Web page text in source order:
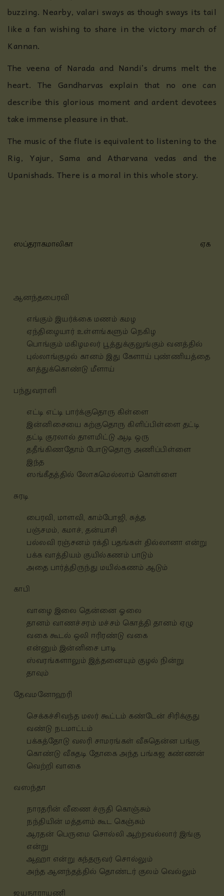
buzzing. Nearby, valari sways as though sways its tail
like a fan wishing to share in the victory march of
Kannan.
The veena of Narada and Nandi’s drums melt the
heart. The Gandharvas explain that no one can
describe this glorious moment and ardent devotees
take immense pleasure in that.
The music of the flute is equivalent to listening to the
Rig, Yajur, Sama and Atharvana vedas and the
Upanishads. There is a moral in this whole story.
ஸப்தராகமாலிகா ஏக
ஆனந்தபைரவி
எங்கும் இயர்க்கை மணம் கமழ
ஏந்திழையார் உள்ளங்களும் நெகிழ
பொங்கும் மகிழமலர் பூத்துக்குலுங்கும் வனத்தில்
புல்லாங்குழல் கானம் இது கேளாய் புண்ணியத்தை
காத்துக்கொண்டு மீளாய்
பந்துவராளி
எட்டி எட்டி பார்க்குதொரு கிள்ளை
இன்னிசையை கற்குதொரு கிளிப்பிள்ளைதட்டி
தட்டி குரலால் தாளமிட்டு ஆடி ஒரு
ததீங்கிணதோம் போடுதொரு அணிப்பிள்ளை
இந்த
ஸங்கீதத்தில் லோகமெல்லாம் கொள்ளை
சுரடி
பைரவி, மாளவி, காம்போஜி, சுத்த
பஞ்சமம், கமாச், தன்யாசி
பல்லவி ரஞ்சனம் ரக்தி பதங்கள் தில்லானா என்று
பக்க வாத்தியம் குயில்கணம் பாடும்
அதை பார்த்திருந்து மயில்கணம் ஆடும்
காபி
வாழை இலை தென்னை ஓலை
தானம் வாணச்சரம் மச்சம் கொத்தி தானம் ஏழு
வகை கூடல் ஒலி ஈரிரண்டு வகை
என்னும் இன்னிசை பாடி
ஸ்வரங்களாலும் இத்தனையும் குழல் நின்று
தாவும்
தேவமனோஹரி
செக்கச்சிவந்த மலர் கூட்டம் கண்டேன் சிரிக்குது
வண்டு நடமாட்டம்
பக்கத்தோடு வலரி சாமரங்கள் வீசுதென்ன பங்கு
கொண்டு வீசுதடி தோகை அந்த பங்கஜ கண்ணன்
வெற்றி வாகை
வஸந்தா
நாரதரின் வீணை ச்ருதி கொஞ்சும்
நந்தியின் மத்தளம் கூட கெஞ்சும்
ஆரதன் பெருமை சொல்லி ஆற்றவல்லார் இங்கு
என்று
ஆஹா என்று கந்தருவர் சொல்லும்
அந்தஆனந்தத்தில் தொண்டர் குலம் வெல்லும்
ஜயநாராயணி